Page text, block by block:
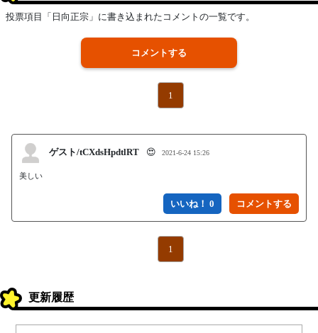
投票項目「日向正宗」に書き込まれたコメントの一覧です。
コメントする
1
ゲスト/tCXdsHpdtlRT 😍 2021-6-24 15:26
美しい
いいね！ 0
1
更新履歴